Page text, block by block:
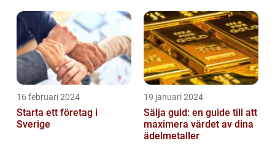
16 februari 2024
Starta ett företag i
Sverige
19 januari 2024
Sälja guld: en guide till att
maximera värdet av dina
ädelmetaller